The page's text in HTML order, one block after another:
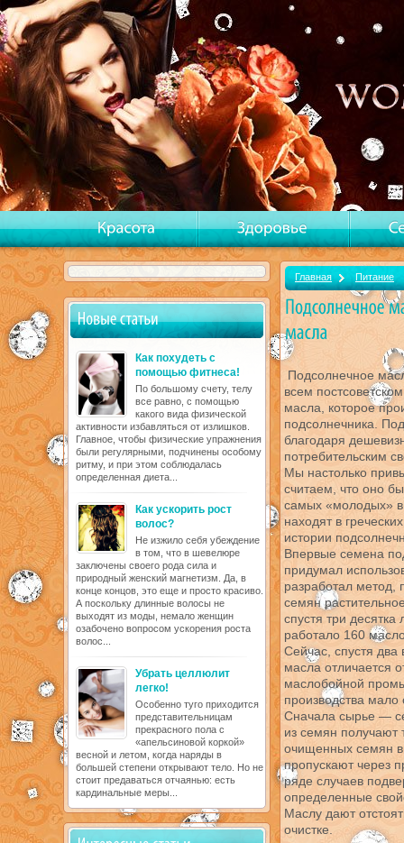
Как похудеть с
помощью фитнеса!
По большому счету, телу
все равно, с помощью
какого вида физической
активности избавляться от излишков.
Главное, чтобы физические упражнения
были регулярными, подчинены особому
ритму, и при этом соблюдалась
определенная диета...
Как ускорить рост
волос?
Не изжило себя убеждение
в том, что в шевелюре
заключены своего рода сила и
природный женский магнетизм. Да, в
конце концов, это еще и просто красиво.
А поскольку длинные волосы не
выходят из моды, немало женщин
озабочено вопросом ускорения роста
волос...
Убрать целлюлит
легко!
Особенно туго приходится
представительницам
прекрасного пола с
«апельсиновой коркой»
весной и летом, когда наряды в
большей степени открывают тело. Но не
стоит предаваться отчаянью: есть
кардинальные меры...
Главная Питание
Подсолнечное
всем
масла, которое
подсолнечника.
благодаря
потребительским
Мы настолько
считаем, что оно
самых «молодых» в
находят в
истории
Впервые семена
придумал
разработал
семян
спустя три
работало 160
Сейчас, спустя два
масла отличается
маслобойной
производства
Сначала сырье —
из семян получают
очищенных семян в
пропускают через
ряде случаев
определенные
Маслу дают
очистке.